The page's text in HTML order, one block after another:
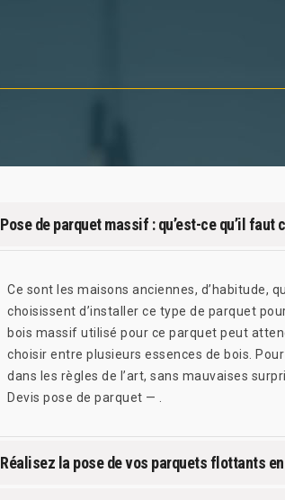
Pose de parquet massif : qu’est-ce qu’il faut
Ce sont les maisons anciennes, d’habitude,
choisissent d’installer ce type de parquet
bois massif utilisé pour ce parquet peut
choisir entre plusieurs essences de bois.
dans les règles de l’art, sans mauvaises
Devis pose de parquet — .
Réalisez la pose de vos parquets flottants